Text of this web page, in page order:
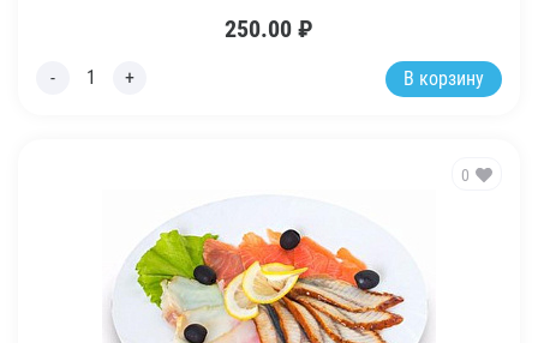
250.00 ₽
В корзину
0